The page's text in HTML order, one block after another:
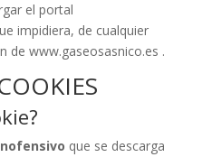
el portal
impidiera, de cualquier
de www.gaseosasnico.es .
que se descarga